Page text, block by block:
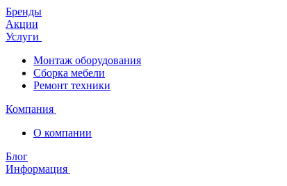
Бренды
Акции
Услуги
Монтаж оборудования
Сборка мебели
Ремонт техники
Компания
О компании
Блог
Информация